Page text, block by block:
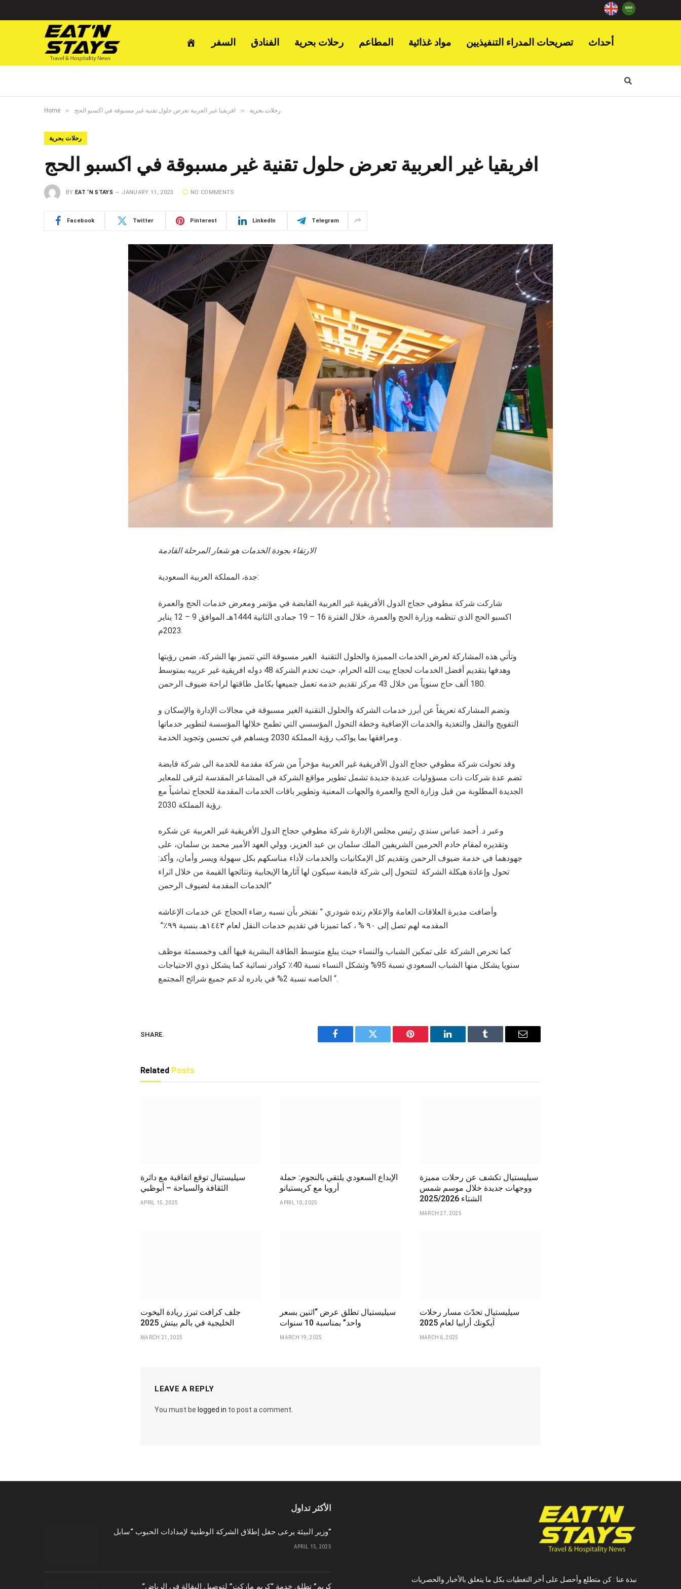
السفر الفنادق رحلات بحرية المطاعم مواد غذائية تصريحات المدراء التنفيذيين أحداث
Home » رحلات بحرية » افريقيا غير العربية تعرض حلول تقنية غير مسبوقة في اكسبو الحج
رحلات بحرية
افريقيا غير العربية تعرض حلول تقنية غير مسبوقة في اكسبو الحج
BY EAT ‘N STAYS JANUARY 11, 2023 NO COMMENTS
Facebook Twitter Pinterest LinkedIn Telegram
الارتقاء بجودة الخدمات هو شعار المرحلة القادمة
جدة، المملكة العربية السعودية:
شاركت شركة مطوفي حجاج الدول الأفريقية غير العربية القابضة في مؤتمر ومعرض خدمات الحج والعمرة
اكسبو الحج الذي تنظمه وزارة الحج والعمرة، خلال الفترة 16 – 19 جمادى الثانية 1444هـ الموافق 9 – 12 يناير
2023م.
وتأتي هذه المشاركة لعرض الخدمات المميزة والحلول التقنية الغير مسبوقة التي تتميز بها الشركة، ضمن رؤيتها
وهدفها بتقديم أفضل الخدمات لحجاج بيت الله الحرام، حيث تخدم الشركة 48 دوله افريقية غير عربيه بمتوسط
180 ألف حاج سنوياً من خلال 43 مركز تقديم خدمه تعمل جميعها بكامل طاقتها لراحة ضيوف الرحمن.
وتضم المشاركة تعريفاً عن أبرز خدمات الشركة والحلول التقنية الغير مسبوقة في مجالات الإدارة والإسكان و
التفويج والنقل والتغذية والخدمات الإضافية وخطة التحول المؤسسي التي تطمح خلالها المؤسسة لتطوير خدماتها
ومرافقها بما يواكب رؤية المملكة 2030 ويساهم في تحسين وتجويد الخدمة .
وقد تحولت شركة مطوفي حجاج الدول الأفريقية غير العربية مؤخراً من شركة مقدمة للخدمة الى شركة قابضة
تضم عدة شركات ذات مسؤوليات عديدة جديدة تشمل تطوير مواقع الشركة في المشاعر المقدسة لترقى للمعاير
الجديدة المطلوبة من قبل وزارة الحج والعمرة والجهات المعنية وتطوير باقات الخدمات المقدمة للحجاج تماشياً مع
رؤية المملكة 2030.
وعبر د. أحمد عباس سندي رئيس مجلس الإدارة شركة مطوفي حجاج الدول الأفريقية غير العربية عن شكره
وتقديره لمقام خادم الحرمين الشريفين الملك سلمان بن عبد العزيز، وولي العهد الأمير محمد بن سلمان، على
جهودهما في خدمة ضيوف الرحمن وتقديم كل الإمكانيات والخدمات لأداء مناسكهم بكل سهولة ويسر وأمان، وأكد:
تحول وإعادة هيكلة الشركة لتتحول إلى شركة قابضة سيكون لها آثارها الإيجابية ونتائجها القيمة من خلال اثراء
الخدمات المقدمة لضيوف الرحمن”
وأضافت مديرة العلاقات العامة والإعلام رنده شودري ” نفتخر بأن نسبه رضاء الحجاج عن خدمات الإعاشه
المقدمه لهم تصل إلى ٩٠؜ % ، كما تميزنا في تقديم خدمات النقل لعام ١٤٤٣هـ بنسبة ٩٩٪” ؜
كما تحرص الشركة على تمكين الشباب والنساء حيث يبلغ متوسط الطاقة البشرية فيها ألف وخمسمئة موظف
سنويا يشكل منها الشباب السعودي نسبة 95% وتشكل النساء نسبة 40٪؜ كوادر نسائية كما يشكل ذوي الاحتياجات
الخاصه نسبة 2% في بادره لدعم جميع شرائح المجتمع “.
SHARE.
Facebook Twitter Pinterest LinkedIn Tumblr Email
Related Posts
سيليستيال توقع اتفاقية مع دائرة
الثقافة والسياحة – أبوظبي
APRIL 15, 2025
الإبداع السعودي يلتقي بالنجوم: حملة
أرويا مع كريستيانو
APRIL 10, 2025
سيليستيال تكشف عن رحلات مميزة
ووجهات جديدة خلال موسم شمس
الشتاء 2025/2026
MARCH 27, 2025
جلف كرافت تبرز ريادة اليخوت
الخليجية في بالم بيتش 2025
MARCH 21, 2025
سيليستيال تطلق عرض “اثنين بسعر
واحد” بمناسبة 10 سنوات
MARCH 19, 2025
سيليستيال تحدّث مسار رحلات
آيكونك أرابيا لعام 2025
MARCH 6, 2025
LEAVE A REPLY
You must be logged in to post a comment.
الأكثر تداول
وزير البيئة يرعى حفل إطلاق الشركة الوطنية لإمدادات الحبوب “سابل”
APRIL 15, 2025
“كريم” تطلق خدمة “كريم ماركت” لتوصيل البقالة في الرياض
نبذة عنا : كن متطلع وأحصل على أخر التغطيات بكل ما يتعلق بالأخبار والحصريات